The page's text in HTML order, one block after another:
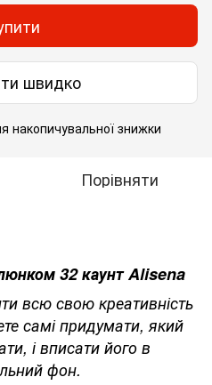
швидко
накопичувальної знижки
Порівняти
32 каунт Alisena
всю свою креативність
самі придумати, який
і вписати його в
фон.